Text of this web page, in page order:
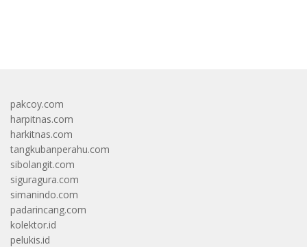
pakcoy.com
harpitnas.com
harkitnas.com
tangkubanperahu.com
sibolangit.com
siguragura.com
simanindo.com
padarincang.com
kolektor.id
pelukis.id